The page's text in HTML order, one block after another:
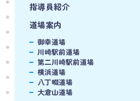
指導員紹介
道場案内
御幸道場
川崎駅前道場
第二川崎駅前道場
横浜道場
八丁畷道場
大倉山道場